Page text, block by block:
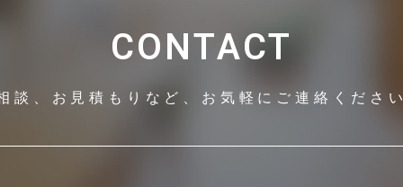
CONTACT
談、お見積もりなど、 お気軽にご連絡くださ